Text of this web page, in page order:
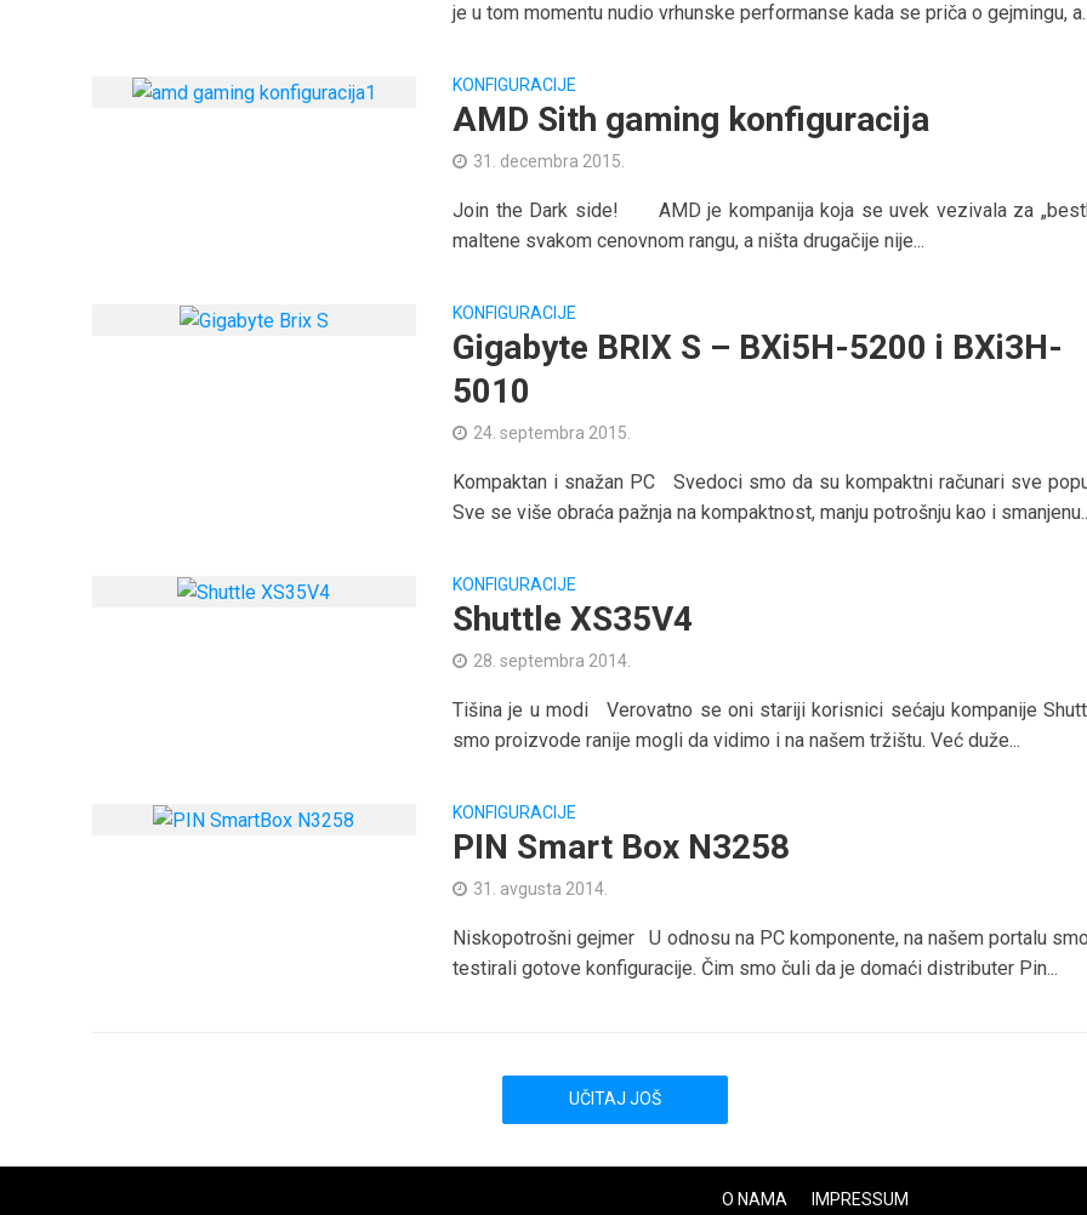
je u tom momentu nudio vrhunske performanse kada se priča o gejmingu,
KONFIGURACIJE
AMD Sith gaming konfiguracija
31. decembra 2015.
Join the Dark side! AMD je kompanija koja se uvek vezivala za
maltene svakom cenovnom rangu, a ništa drugačije nije...
KONFIGURACIJE
Gigabyte BRIX S – BXi5H-5200 i BXi3H-
5010
24. septembra 2015.
Kompaktan i snažan PC Svedoci smo da su kompaktni računari sve
Sve se više obraća pažnja na kompaktnost, manju potrošnju kao i
KONFIGURACIJE
Shuttle XS35V4
28. septembra 2014.
Tišina je u modi Verovatno se oni stariji korisnici sećaju kompanije
smo proizvode ranije mogli da vidimo i na našem tržištu. Već duže...
KONFIGURACIJE
PIN Smart Box N3258
31. avgusta 2014.
Niskopotrošni gejmer U odnosu na PC komponente, na našem portalu
testirali gotove konfiguracije. Čim smo čuli da je domaći distributer Pin...
UČITAJ JOŠ
O NAMA IMPRESSUM